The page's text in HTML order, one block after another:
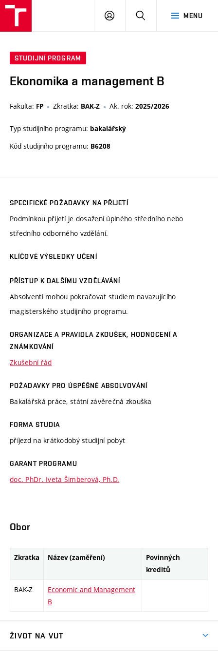
MENU
PŘIHLÁSIT
STUDIJNÍ PROGRAM
Ekonomika a management B
Fakulta: FP Zkratka: BAK-Z Ak. rok: 2025/2026
Typ studijního programu: bakalářský
Kód studijního programu: B6208
SPECIFICKÉ POŽADAVKY NA PŘIJETÍ
Podmínkou přijetí je dosažení úplného středního nebo
středního odborného vzdělání.
KLÍČOVÉ VÝSLEDKY UČENÍ
PŘÍSTUP K DALŠÍMU VZDĚLÁVÁNÍ
Absolventi mohou pokračovat studiem navazujícího
magisterského studijního programu.
ORGANIZACE A PRAVIDLA ZKOUŠEK, HODNOCENÍ A
ZNÁMKOVÁNÍ
Zkušební řád
POŽADAVKY PRO ÚSPĚŠNÉ ABSOLVOVÁNÍ
Bakalářská práce, státní závěrečná zkouška
FORMA STUDIA
příjezd na krátkodobý studijní pobyt
GARANT PROGRAMU
doc. PhDr. Iveta Šimberová, Ph.D.
Obor
Zkratka Název (zaměření)
Povinných
kreditů
BAK-Z
Economic and Management
B
ŽIVOT NA VUT